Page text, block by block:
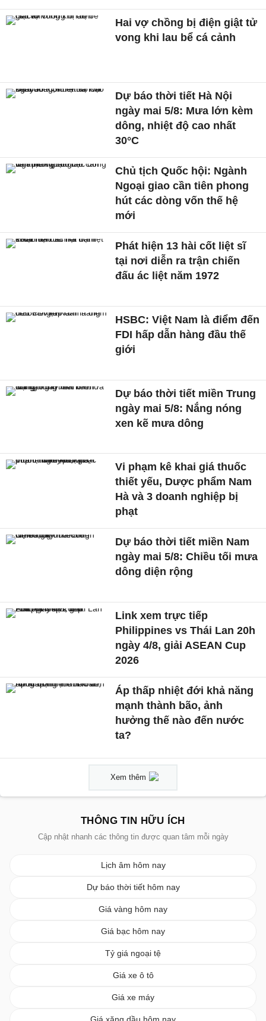
Hai vợ chồng bị điện giật tử
vong khi lau bể cá cảnh
Dự báo thời tiết Hà Nội
ngày mai 5/8: Mưa lớn kèm
dông, nhiệt độ cao nhất
30°C
Chủ tịch Quốc hội: Ngành
Ngoại giao cần tiên phong
hút các dòng vốn thế hệ
mới
Phát hiện 13 hài cốt liệt sĩ
tại nơi diễn ra trận chiến
đấu ác liệt năm 1972
HSBC: Việt Nam là điểm đến
FDI hấp dẫn hàng đầu thế
giới
Dự báo thời tiết miền Trung
ngày mai 5/8: Nắng nóng
xen kẽ mưa dông
Vi phạm kê khai giá thuốc
thiết yếu, Dược phẩm Nam
Hà và 3 doanh nghiệp bị
phạt
Dự báo thời tiết miền Nam
ngày mai 5/8: Chiều tối mưa
dông diện rộng
Link xem trực tiếp
Philippines vs Thái Lan 20h
ngày 4/8, giải ASEAN Cup
2026
Áp thấp nhiệt đới khả năng
mạnh thành bão, ảnh
hưởng thế nào đến nước
ta?
Xem thêm
THÔNG TIN HỮU ÍCH
Cập nhật nhanh các thông tin được quan tâm mỗi ngày
Lịch âm hôm nay
Dự báo thời tiết hôm nay
Giá vàng hôm nay
Giá bạc hôm nay
Tỷ giá ngoại tệ
Giá xe ô tô
Giá xe máy